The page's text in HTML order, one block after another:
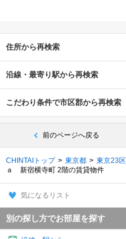
住所から再検索
沿線・最寄り駅から再検索
こだわり条件で市区郡から再検索
前のページへ戻る
CHINTAIトップ 東京都 東京23区
ａ 新宿横寺町 2階の賃貸物件
気になるリスト
別の探し方でお部屋を探す